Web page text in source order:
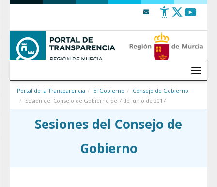
Saltar al contenido
Menú
Portal de la Transparencia El Gobierno
Consejo de Gobierno
Sesión del Consejo de Gobierno de 7 de junio de 2017
Sesiones del Consejo de
Gobierno